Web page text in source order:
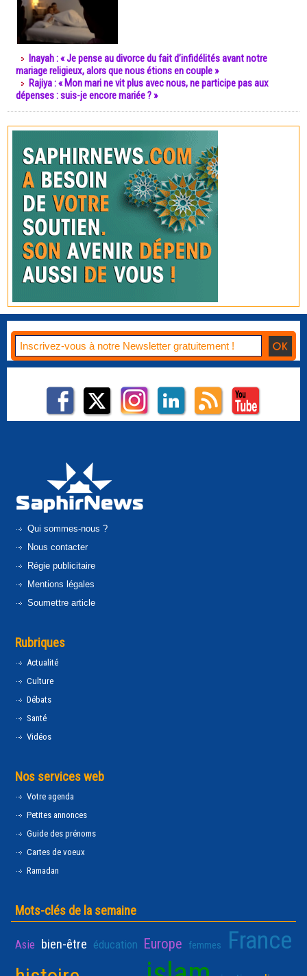
Inayah : « Je pense au divorce du fait d’infidélités avant notre
mariage religieux, alors que nous étions en couple »
Rajiya : « Mon mari ne vit plus avec nous, ne participe pas aux
dépenses : suis-je encore mariée ? »
Qui sommes-nous ?
Nous contacter
Régie publicitaire
Mentions légales
Soumettre article
Rubriques
Actualité
Culture
Débats
Santé
Vidéos
Nos services web
Votre agenda
Petites annonces
Guide des prénoms
Cartes de voeux
Ramadan
Mots-clés de la semaine
Asie bien-être éducation Europe femmes France